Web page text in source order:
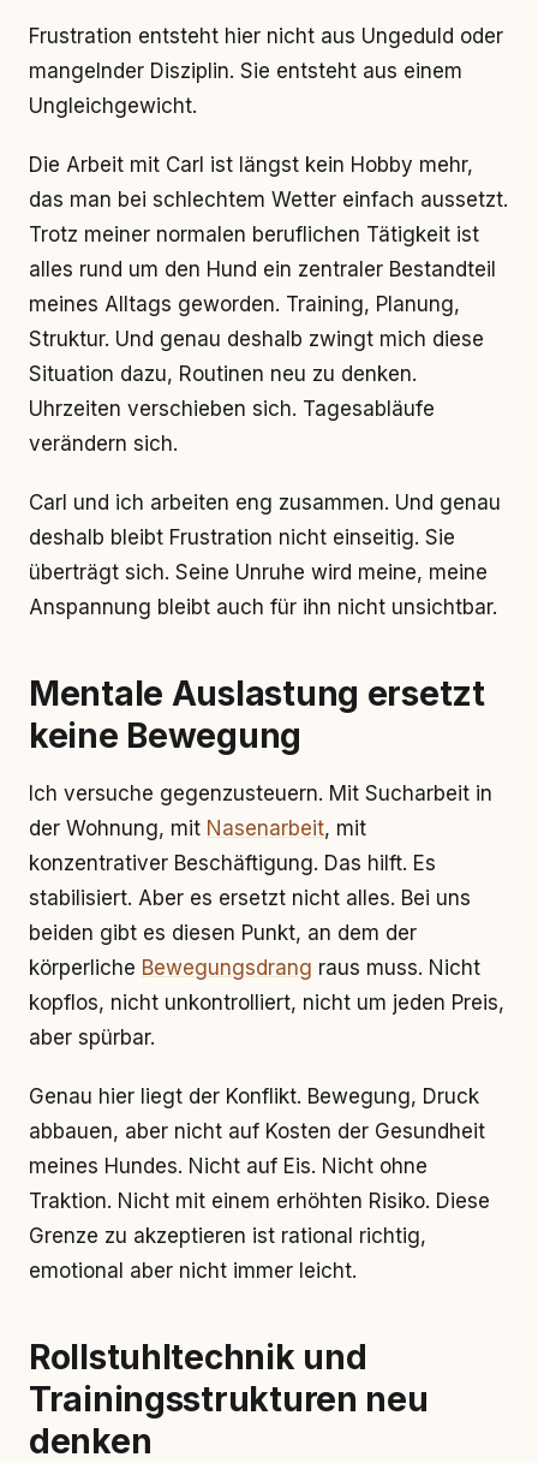
Frustration entsteht hier nicht aus Ungeduld oder
mangelnder Disziplin. Sie entsteht aus einem
Ungleichgewicht.
Die Arbeit mit Carl ist längst kein Hobby mehr,
das man bei schlechtem Wetter einfach aussetzt.
Trotz meiner normalen beruflichen Tätigkeit ist
alles rund um den Hund ein zentraler Bestandteil
meines Alltags geworden. Training, Planung,
Struktur. Und genau deshalb zwingt mich diese
Situation dazu, Routinen neu zu denken.
Uhrzeiten verschieben sich. Tagesabläufe
verändern sich.
Carl und ich arbeiten eng zusammen. Und genau
deshalb bleibt Frustration nicht einseitig. Sie
überträgt sich. Seine Unruhe wird meine, meine
Anspannung bleibt auch für ihn nicht unsichtbar.
Mentale Auslastung ersetzt
keine Bewegung
Ich versuche gegenzusteuern. Mit Sucharbeit in
der Wohnung, mit Nasenarbeit, mit
konzentrativer Beschäftigung. Das hilft. Es
stabilisiert. Aber es ersetzt nicht alles. Bei uns
beiden gibt es diesen Punkt, an dem der
körperliche Bewegungsdrang raus muss. Nicht
kopflos, nicht unkontrolliert, nicht um jeden Preis,
aber spürbar.
Genau hier liegt der Konflikt. Bewegung, Druck
abbauen, aber nicht auf Kosten der Gesundheit
meines Hundes. Nicht auf Eis. Nicht ohne
Traktion. Nicht mit einem erhöhten Risiko. Diese
Grenze zu akzeptieren ist rational richtig,
emotional aber nicht immer leicht.
Rollstuhltechnik und
Trainingsstrukturen neu
denken